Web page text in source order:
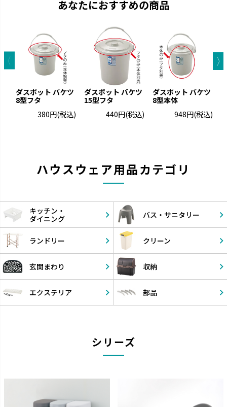
あなたにおすすめの商品
ダスポット バケツ
8型フタ
380円(税込)
ダスポット バケツ
15型フタ
440円(税込)
ダスポット バケツ
8型本体
948円(税込)
ハウスウェア用品カテゴリ
キッチン・
ダイニング
バス・ サニタリー
ランドリー クリーン
玄関まわり 収納
エクステリア 部品
シリーズ